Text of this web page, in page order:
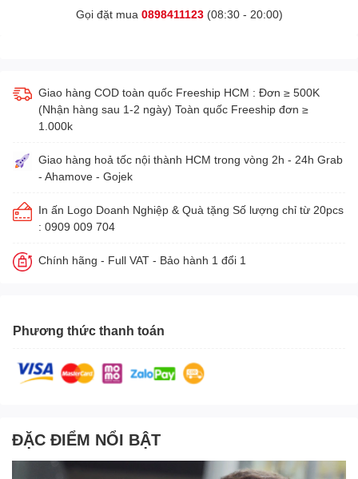
Gọi đặt mua 0898411123(08:30 - 20:00)
Giao hàng COD toàn quốc Freeship HCM : Đơn ≥ 500K
(Nhận hàng sau 1-2 ngày) Toàn quốc Freeship đơn ≥
1.000k
Giao hàng hoả tốc nội thành HCM trong vòng 2h - 24h Grab
- Ahamove - Gojek
In ấn Logo Doanh Nghiệp & Quà tặng Số lượng chỉ từ 20pcs
: 0909 009 704
Chính hãng - Full VAT - Bảo hành 1 đổi 1
Phương thức thanh toán
ĐẶC ĐIỂM NỔI BẬT